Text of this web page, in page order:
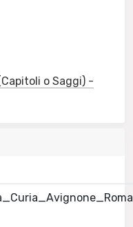
o Saggi) -